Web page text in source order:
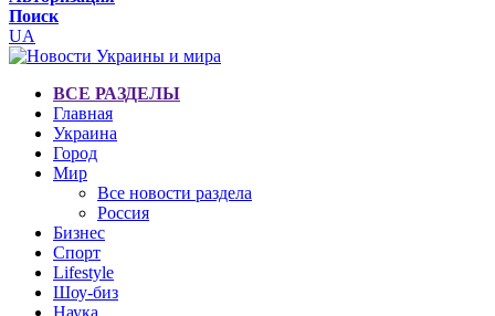
Поиск
UA
ВСЕ РАЗДЕЛЫ
Главная
Украина
Город
Мир
Все новости раздела
Россия
Бизнес
Спорт
Lifestyle
Шоу-биз
Наука